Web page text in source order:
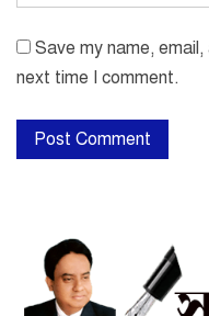
Save my name,
next time I comment.